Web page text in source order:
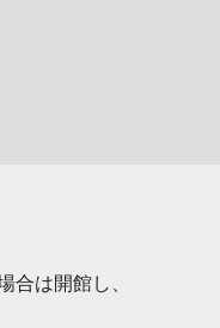
合は開館し、